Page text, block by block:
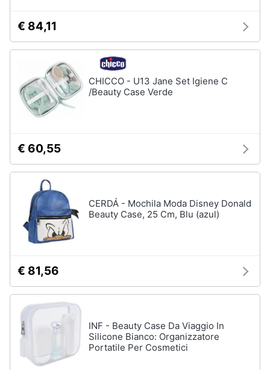
Libri,
dvd
Festività
ricorrenze
Promozioni
Servizi
Assistenza
Esci
sole
Felpa
tutti
Apple
€ 84,11
CHICCO - U13 Jane Set Igiene C
/Beauty Case Verde
€ 60,55
CERDÁ - Mochila Moda Disney Donald
Beauty Case, 25 Cm, Blu (azul)
€ 81,56
INF - Beauty Case Da Viaggio In
Silicone Bianco: Organizzatore
Portatile Per Cosmetici